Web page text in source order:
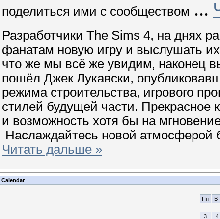
поделиться ими с сообществом ...
Разработчики The Sims 4, на днях
фанатам новую игру и выслушать
что же мы всё же увидим, наконец
пошёл Джек Лукавски,
режима строительства, игрового
стилей будущей части. Прекрасное
и возможность хотя бы на
Наслаждайтесь новой
Читать дальше »
Calendar
Пн
Вт
3
4